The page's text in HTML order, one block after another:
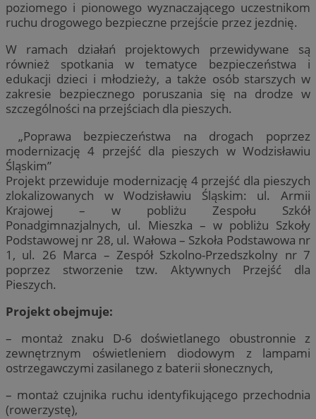
poziomego i pionowego wyznaczającego uczestnikom
ruchu drogowego bezpieczne przejście przez jezdnię.
W ramach działań projektowych przewidywane są
również spotkania w tematyce bezpieczeństwa i
edukacji dzieci i młodzieży, a także osób starszych w
zakresie bezpiecznego poruszania się na drodze w
szczególności na przejściach dla pieszych.
„Poprawa bezpieczeństwa na drogach poprzez
modernizację 4 przejść dla pieszych w Wodzisławiu
Śląskim”
Projekt przewiduje modernizację 4 przejść dla pieszych
zlokalizowanych w Wodzisławiu Śląskim: ul. Armii
Krajowej – w pobliżu Zespołu Szkół
Ponadgimnazjalnych, ul. Mieszka – w pobliżu Szkoły
Podstawowej nr 28, ul. Wałowa – Szkoła Podstawowa nr
1, ul. 26 Marca – Zespół Szkolno-Przedszkolny nr 7
poprzez stworzenie tzw. Aktywnych Przejść dla
Pieszych.
Projekt obejmuje:
– montaż znaku D-6 doświetlanego obustronnie z
zewnętrznym oświetleniem diodowym z lampami
ostrzegawczymi zasilanego z baterii słonecznych,
– montaż czujnika ruchu identyfikującego przechodnia
(rowerzystę),